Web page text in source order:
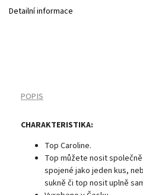
Detailní informace
POPIS
CHARAKTERISTIKA:
Top Caroline.
Top můžete nosit
spojené jako jeden kus,
sukně či top nosit uplně